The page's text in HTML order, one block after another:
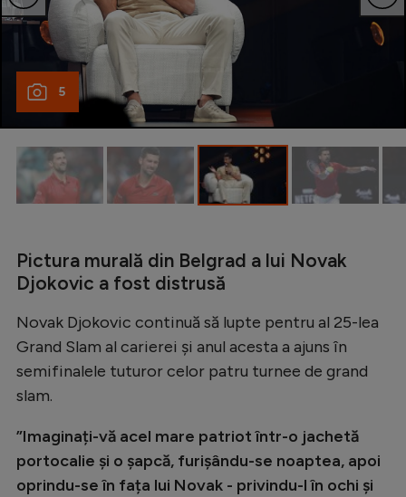
Tenis
Handbal
Natație
Formula 1
Auto
Ciclism
Alte sporturi
JO 2026
5
Pictura murală din Belgrad a lui Novak
Djokovic a fost distrusă
Novak Djokovic continuă să lupte pentru al 25-lea
Grand Slam al carierei și anul acesta a ajuns în
semifinalele tuturor celor patru turnee de grand
slam.
”Imaginați-vă acel mare patriot într-o jachetă
portocalie și o șapcă, furișându-se noaptea, apoi
oprindu-se în fața lui Novak - privindu-l în ochi și